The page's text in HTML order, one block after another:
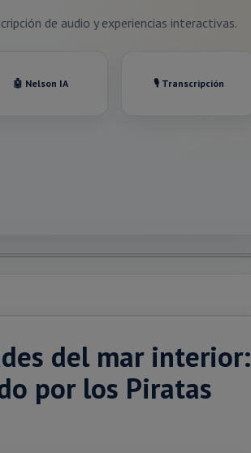
de audio y experiencias interactivas.
🤖 Nelson IA 🎙️ Transcripción
del mar interior:
por los Piratas